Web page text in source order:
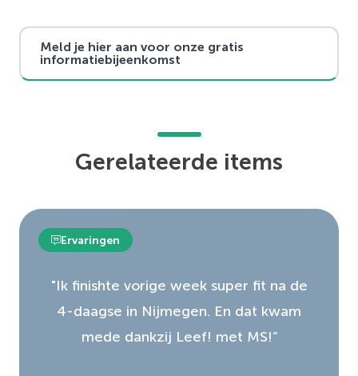
Meld je hier aan voor onze gratis
informatiebijeenkomst
Gerelateerde items
Ervaringen
"Ik finishte vorige week super fit na de
4-daagse in Nijmegen. En dat kwam
mede dankzij Leef! met MS!”